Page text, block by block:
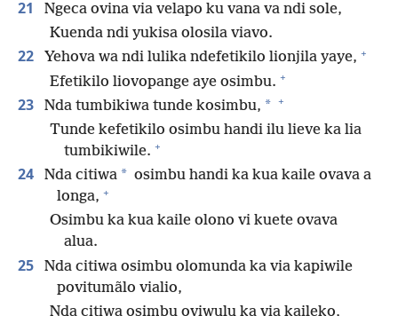
21
Ngeca ovina via velapo ku vana va ndi sole,
Kuenda ndi yukisa olosila viavo.
22 Yehova wa ndi lulika ndefetikilo lionjila yaye, +
Efetikilo liovopange aye osimbu. +
23 Nda tumbikiwa tunde kosimbu, * +
Tunde kefetikilo osimbu handi ilu lieve ka lia
tumbikiwile. +
24 Nda citiwa * osimbu handi ka kua kaile ovava a
longa, +
Osimbu ka kua kaile olono vi kuete ovava
alua.
25
Nda citiwa osimbu olomunda ka via kapiwile
povitumãlo vialio,
Nda citiwa osimbu oviwulu ka via kaileko,